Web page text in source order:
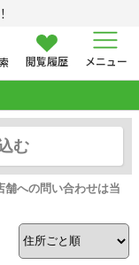
閲覧履歴 メニュー
む
への問い合わせは当